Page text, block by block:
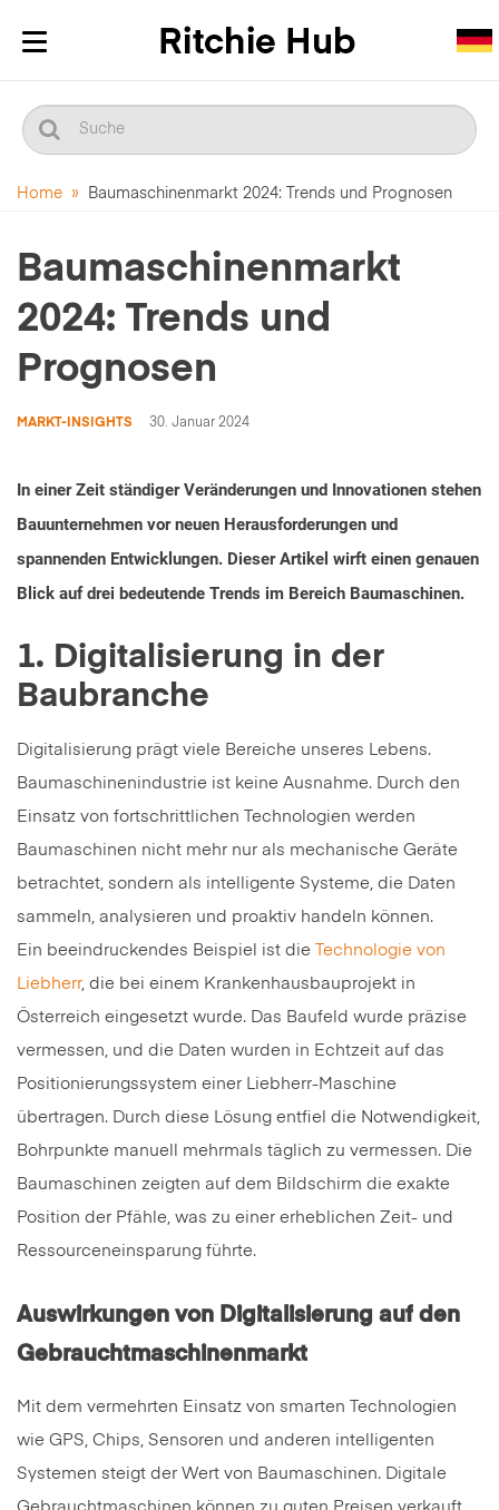
Navigation
Home » Baumaschinenmarkt 2024: Trends und Prognosen
Baumaschinenmarkt
2024: Trends und
Prognosen
MARKT-INSIGHTS 30. Januar 2024
In einer Zeit ständiger Veränderungen und Innovationen stehen
Bauunternehmen vor neuen Herausforderungen und
spannenden Entwicklungen. Dieser Artikel wirft einen genauen
Blick auf drei bedeutende Trends im Bereich Baumaschinen.
1. Digitalisierung in der
Baubranche
Digitalisierung prägt viele Bereiche unseres Lebens.
Baumaschinenindustrie ist keine Ausnahme. Durch den
Einsatz von fortschrittlichen Technologien werden
Baumaschinen nicht mehr nur als mechanische Geräte
betrachtet, sondern als intelligente Systeme, die Daten
sammeln, analysieren und proaktiv handeln können.
Ein beeindruckendes Beispiel ist die
Technologie von
Liebherr, die bei einem Krankenhausbauprojekt in
Österreich eingesetzt wurde. Das Baufeld wurde präzise
vermessen, und die Daten wurden in Echtzeit auf das
Positionierungssystem einer Liebherr-Maschine
übertragen. Durch diese Lösung entfiel die Notwendigkeit,
Bohrpunkte manuell mehrmals täglich zu vermessen. Die
Baumaschinen zeigten auf dem Bildschirm die exakte
Position der Pfähle, was zu einer erheblichen Zeit- und
Ressourceneinsparung führte.
Auswirkungen von Digitalisierung auf den
Gebrauchtmaschinenmarkt
Mit dem vermehrten Einsatz von smarten Technologien
wie GPS, Chips, Sensoren und anderen intelligenten
Systemen steigt der Wert von Baumaschinen. Digitale